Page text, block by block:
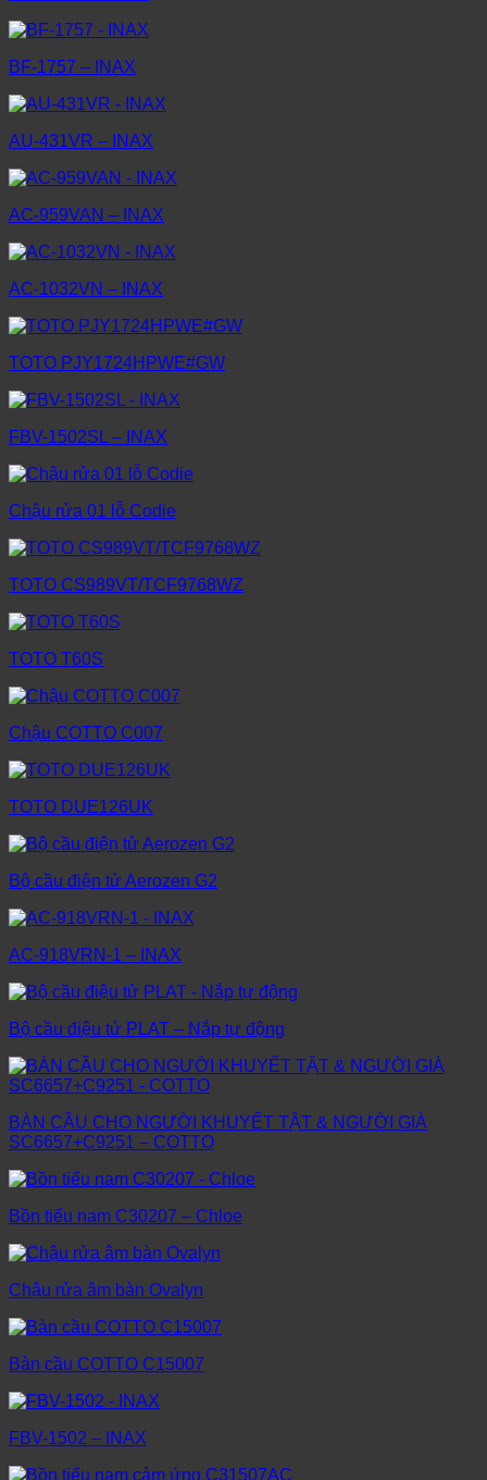
BF-1757 – INAX
AU-431VR – INAX
AC-959VAN – INAX
AC-1032VN – INAX
TOTO PJY1724HPWE#GW
FBV-1502SL – INAX
Chậu rửa 01 lỗ Codie
TOTO CS989VT/TCF9768WZ
TOTO T60S
Chậu COTTO C007
TOTO DUE126UK
Bộ cầu điện tử Aerozen G2
AC-918VRN-1 – INAX
Bộ cầu điệu tử PLAT – Nắp tự động
BÀN CẦU CHO NGƯỜI KHUYẾT TẬT & NGƯỜI GIÀ
SC6657+C9251 – COTTO
Bồn tiểu nam C30207 – Chloe
Chậu rửa âm bàn Ovalyn
Bàn cầu COTTO C15007
FBV-1502 – INAX